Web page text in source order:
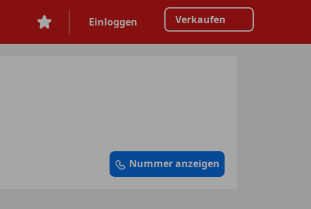
Einloggen Verkaufen
Nummer anzeigen